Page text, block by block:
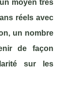
moyen très
réels avec
un nombre
de façon
sur les